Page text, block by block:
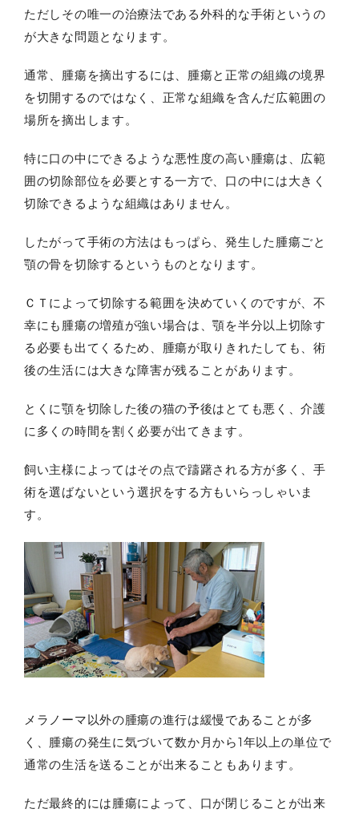
ただしその唯一の治療法である外科的な手術というの
が大きな問題となります。
通常、腫瘍を摘出するには、腫瘍と正常の組織の境界
を切開するのではなく、正常な組織を含んだ広範囲の
場所を摘出します。
特に口の中にできるような悪性度の高い腫瘍は、広範
囲の切除部位を必要とする一方で、口の中には大きく
切除できるような組織はありません。
したがって手術の方法はもっぱら、発生した腫瘍ごと
顎の骨を切除するというものとなります。
ＣＴによって切除する範囲を決めていくのですが、不
幸にも腫瘍の増殖が強い場合は、顎を半分以上切除す
る必要も出てくるため、腫瘍が取りきれたしても、術
後の生活には大きな障害が残ることがあります。
とくに顎を切除した後の猫の予後はとても悪く、介護
に多くの時間を割く必要が出てきます。
飼い主様によってはその点で躊躇される方が多く、手
術を選ばないという選択をする方もいらっしゃいま
す。
メラノーマ以外の腫瘍の進行は緩慢であることが多
く、腫瘍の発生に気づいて数か月から1年以上の単位で
通常の生活を送ることが出来ることもあります。
ただ最終的には腫瘍によって、口が閉じることが出来